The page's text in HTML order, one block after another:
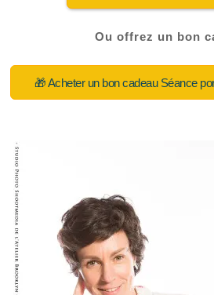
Ou offrez un bon
🎁 Acheter un bon cadeau Séance